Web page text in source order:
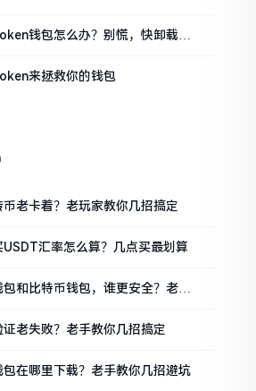
钱包怎么办？别慌，快卸载，
来拯救你的钱包
老卡着？老玩家教你几招搞定
汇率怎么算？几点买最划算
和比特币钱包，谁更安全？老玩
老失败？老手教你几招搞定
在哪里下载？老手教你几招避坑